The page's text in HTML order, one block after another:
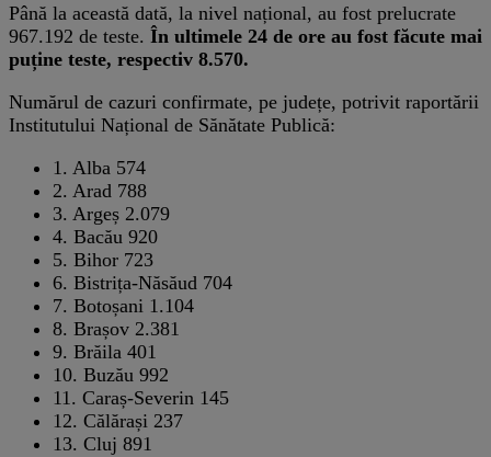
Până la această dată, la nivel național, au fost prelucrate
967.192 de teste. În ultimele 24 de ore au fost făcute mai
puține teste, respectiv 8.570.
Numărul de cazuri confirmate, pe județe, potrivit raportării
Institutului Național de Sănătate Publică:
1. Alba 574
2. Arad 788
3. Argeș 2.079
4. Bacău 920
5. Bihor 723
6. Bistrița-Năsăud 704
7. Botoșani 1.104
8. Brașov 2.381
9. Brăila 401
10. Buzău 992
11. Caraș-Severin 145
12. Călărași 237
13. Cluj 891